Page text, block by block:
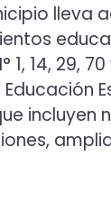
14, 29,
incluyen